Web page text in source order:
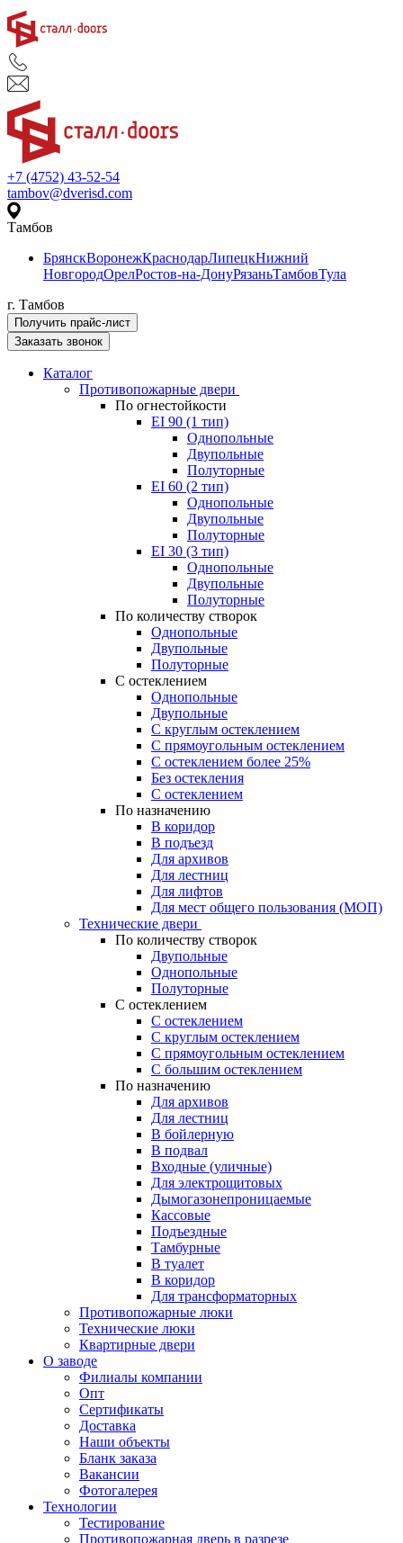
+7 (4752) 43-52-54
tambov@dverisd.com
Тамбов
БрянскВоронежКраснодарЛипецкНижний
НовгородОрелРостов-на-ДонуРязаньТамбовТула
г. Тамбов
Получить прайс-лист
Заказать звонок
Каталог
Противопожарные двери
По огнестойкости
EI 90 (1 тип)
Однопольные
Двупольные
Полуторные
EI 60 (2 тип)
Однопольные
Двупольные
Полуторные
EI 30 (3 тип)
Однопольные
Двупольные
Полуторные
По количеству створок
Однопольные
Двупольные
Полуторные
С остеклением
Однопольные
Двупольные
С круглым остеклением
С прямоугольным остеклением
С остеклением более 25%
Без остекления
С остеклением
По назначению
В коридор
В подъезд
Для архивов
Для лестниц
Для лифтов
Для мест общего пользования (МОП)
Технические двери
По количеству створок
Двупольные
Однопольные
Полуторные
С остеклением
С остеклением
С круглым остеклением
С прямоугольным остеклением
С большим остеклением
По назначению
Для архивов
Для лестниц
В бойлерную
В подвал
Входные (уличные)
Для электрощитовых
Дымогазонепроницаемые
Кассовые
Подъездные
Тамбурные
В туалет
В коридор
Для трансформаторных
Противопожарные люки
Технические люки
Квартирные двери
О заводе
Филиалы компании
Опт
Сертификаты
Доставка
Наши объекты
Бланк заказа
Вакансии
Фотогалерея
Технологии
Тестирование
Противопожарная дверь в разрезе